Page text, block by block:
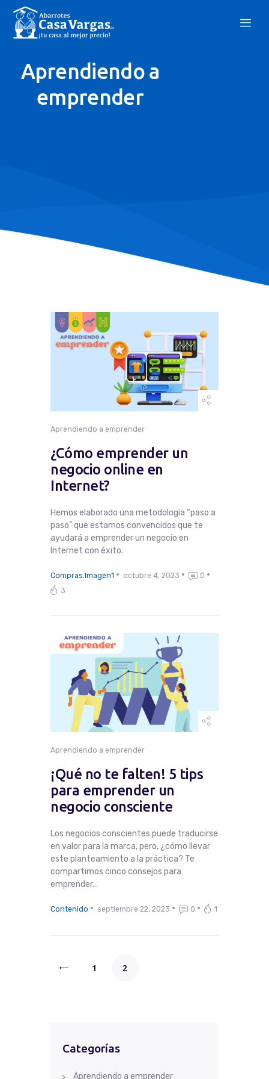
Aprendiendo a
emprender
Mes Del Proveedor
Quincena Del Proveedor
Aprendiendo a emprender
¿Cómo emprender un
negocio online en
Internet?
Hemos elaborado una metodología “paso a
paso” que estamos convencidos que te
ayudará a emprender un negocio en
Internet con éxito.
Compras.Imagen1 octubre 4, 2023
0
3
Aprendiendo a emprender
¡Qué no te falten! 5 tips
para emprender un
negocio consciente
Los negocios conscientes puede traducirse
en valor para la marca, pero, ¿cómo llevar
este planteamiento a la práctica? Te
compartimos cinco consejos para
emprender…
Contenido septiembre 22, 2023 0 1
1 2
Categorías
Aprendiendo a emprender